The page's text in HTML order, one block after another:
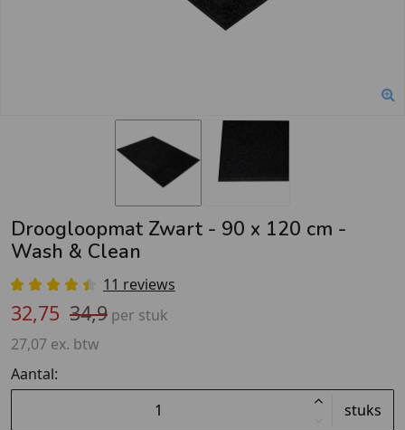
Droogloopmat Zwart - 90 x 120 cm -
Wash & Clean
11 reviews
32,75 34,9 per stuk
27,07 ex. btw
Aantal:
stuks